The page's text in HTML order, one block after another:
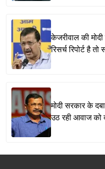
केजरीवाल की
रिसर्च रिपोर्ट है
मोदी सरकार के
उठ रही आवाज को